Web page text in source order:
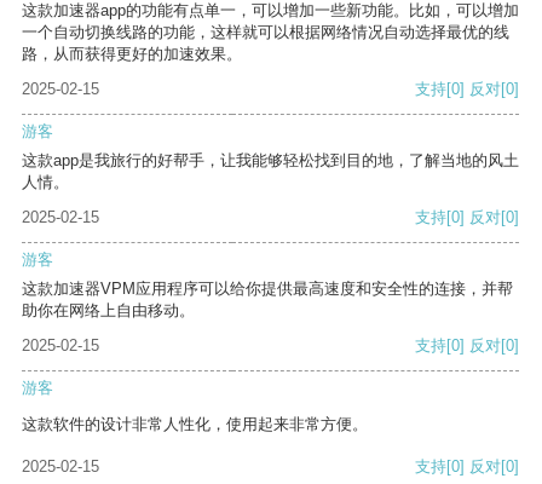
这款加速器app的功能有点单一，可以增加一些新功能。比如，可以增加
一个自动切换线路的功能，这样就可以根据网络情况自动选择最优的线
路，从而获得更好的加速效果。
2025-02-15
支持[0] 反对[0]
游客
这款app是我旅行的好帮手，让我能够轻松找到目的地，了解当地的风土
人情。
2025-02-15
支持[0] 反对[0]
游客
这款加速器VPM应用程序可以给你提供最高速度和安全性的连接，并帮
助你在网络上自由移动。
2025-02-15
支持[0] 反对[0]
游客
这款软件的设计非常人性化，使用起来非常方便。
2025-02-15 支持[0] 反对[0]